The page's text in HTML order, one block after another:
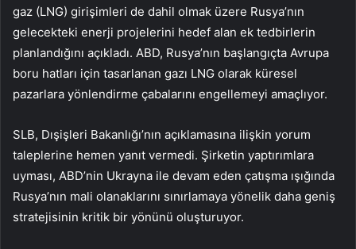
gaz (LNG) girişimleri de dahil olmak üzere Rusya’nın
gelecekteki enerji projelerini hedef alan ek tedbirlerin
planlandığını açıkladı. ABD, Rusya’nın başlangıçta Avrupa
boru hatları için tasarlanan gazı LNG olarak küresel
pazarlara yönlendirme çabalarını engellemeyi amaçlıyor.
SLB, Dışişleri Bakanlığı’nın açıklamasına ilişkin yorum
taleplerine hemen yanıt vermedi. Şirketin yaptırımlara
uyması, ABD’nin Ukrayna ile devam eden çatışma ışığında
Rusya’nın mali olanaklarını sınırlamaya yönelik daha geniş
stratejisinin kritik bir yönünü oluşturuyor.